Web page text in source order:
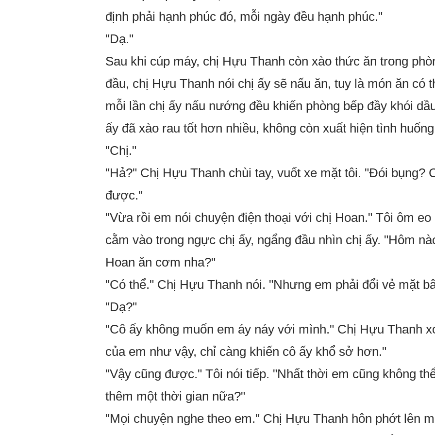
định phải hạnh phúc đó, mỗi ngày đều hạnh phúc."
"Dạ."
Sau khi cúp máy, chị Hựu Thanh còn xào thức ăn trong
đầu, chị Hựu Thanh nói chị ấy sẽ nấu ăn, tuy là món ăn có
mỗi lần chị ấy nấu nướng đều khiến phòng bếp đầy khói
ấy đã xào rau tốt hơn nhiều, không còn xuất hiện tình
"Chị."
"Hả?" Chị Hựu Thanh chùi tay, vuốt xe mặt tôi. "Đói bụng?
được."
"Vừa rồi em nói chuyện điện thoại với chị Hoan." Tôi ôm
cằm vào trong ngực chị ấy, ngẩng đầu nhìn chị ấy. "Hôm
Hoan ăn cơm nha?"
"Có thể." Chị Hựu Thanh nói. "Nhưng em phải đổi vẻ mặt
"Dạ?"
"Cô ấy không muốn em áy náy với mình." Chị Hựu Thanh
của em như vậy, chỉ càng khiến cô ấy khổ sở hơn."
"Vậy cũng được." Tôi nói tiếp. "Nhất thời em cũng không
thêm một thời gian nữa?"
"Mọi chuyện nghe theo em." Chị Hựu Thanh hôn phớt lên